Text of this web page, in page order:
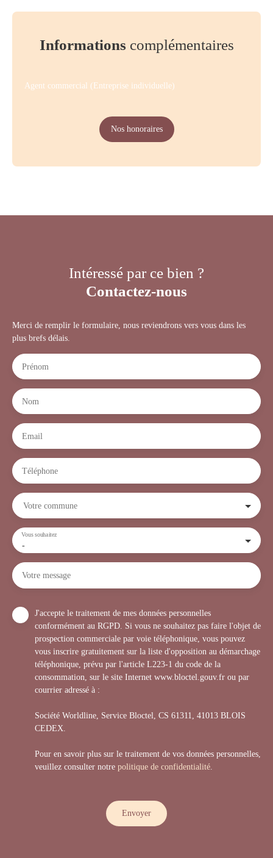
Informations complémentaires
Agent commercial (Entreprise individuelle)
Nos honoraires
Intéressé par ce bien ?
Contactez-nous
Merci de remplir le formulaire, nous reviendrons vers vous dans les
plus brefs délais.
Prénom
Nom
Email
Téléphone
Votre commune
-
Vous souhaitez
Votre message
J'accepte le traitement de mes données personnelles
conformément au RGPD. Si vous ne souhaitez pas faire l'objet de
prospection commerciale par voie téléphonique, vous pouvez
vous inscrire gratuitement sur la liste d'opposition au démarchage
téléphonique, prévu par l'article L223-1 du code de la
consommation, sur le site Internet www.bloctel.gouv.fr ou par
courrier adressé à :
Société Worldline, Service Bloctel, CS 61311, 41013 BLOIS
CEDEX.
Pour en savoir plus sur le traitement de vos données personnelles,
veuillez consulter notre politique de confidentialité
Envoyer